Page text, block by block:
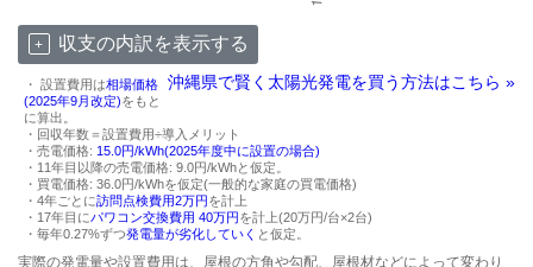
収支の内訳を表示する
沖縄県で賢く太陽光発電を買う方法はこちら »
・ 設置費用は相場価格
(2025年9月改定)をもと
に算出。
・回収年数＝設置費用÷導入メリット
・売電価格: 15.0円/kWh(2025年度中に設置の場合)
・11年目以降の売電価格: 9.0円/kWhと仮定。
・買電価格: 36.0円/kWhを仮定(一般的な家庭の買電価格)
・4年ごとに訪問点検費用2万円を計上
・17年目にパワコン交換費用 40万円を計上(20万円/台×2台)
・毎年0.27%ずつ発電量が劣化していく と仮定。
実際の発電量や設置費用は、屋根の方角や勾配、屋根材などによって変わり